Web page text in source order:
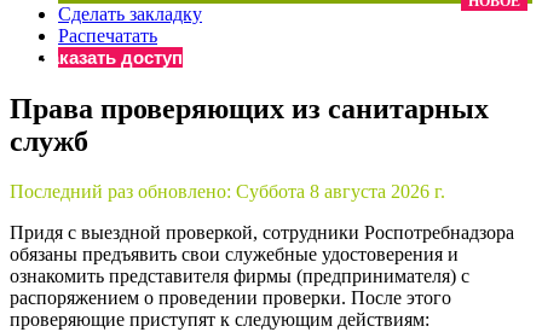
Бератор
«Практическая энциклопедия бухгалтера»
«Нормативные акты для бухгалтера»
Материалы электронного журнала
Онлайн-сервисы «Учетная политика» и «Алгоритмы для
Просто заполните форму, и мы вышлем вам на почту
Сделать закладку
Распечатать
Заказать доступ
Права проверяющих из санитарных
служб
Последний раз обновлено: Суббота 8 августа 2026 г.
Придя с выездной проверкой, сотрудники Роспотребнадзора
обязаны предъявить свои служебные удостоверения и
ознакомить представителя фирмы (предпринимателя) с
распоряжением о проведении проверки. После этого
проверяющие приступят к следующим действиям: